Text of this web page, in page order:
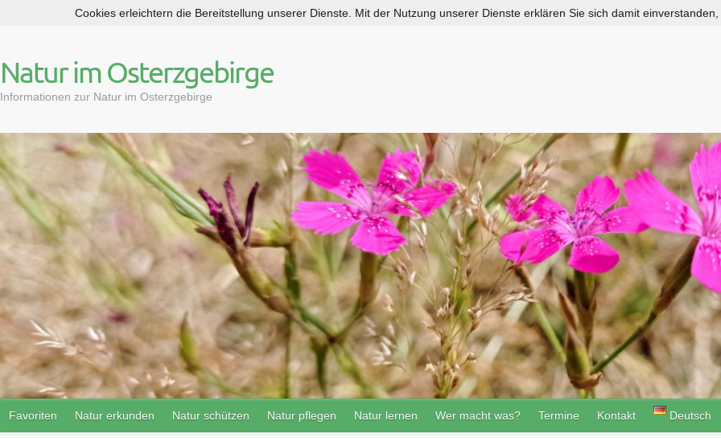
p
t
c
n
t
Natur im Osterzgebirge
Informationen zur Natur im Osterzgebirge
Favoriten Natur erkunden Natur schützen Natur pflegen Natur lernen Wer macht was? Termine Kontakt Deutsch
Cookies erleichtern die Bereitstellung unserer Dienste. Mit der Nutzung unserer Dienste erklären Sie sich damit einverstanden,